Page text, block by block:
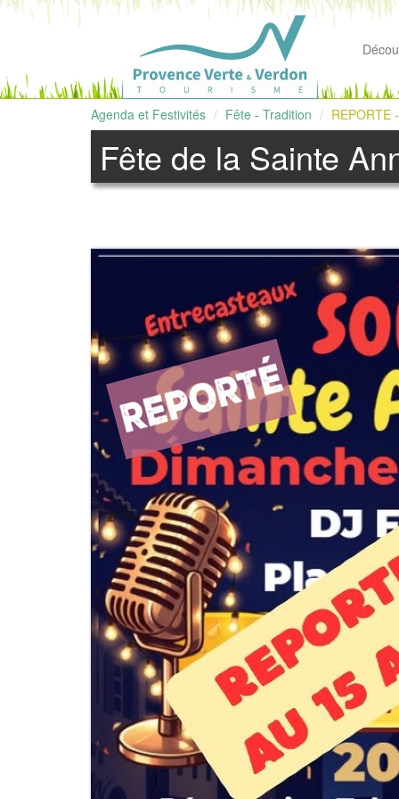
Agenda et Festivités Fête - Tradition REPORTE
Fête de la Sainte